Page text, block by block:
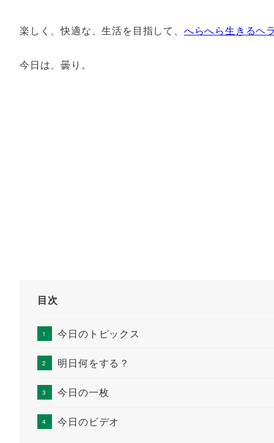
楽しく、快適な、生活を目指して、 へらへら生きるヘ
今日は、曇り。
目次
今日のトピックス
明日何をする？
今日の一枚
今日のビデオ